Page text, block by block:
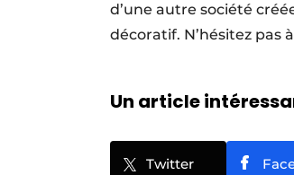
d’une autre société
décoratif. N’hésitez pas
Un article
Twitter